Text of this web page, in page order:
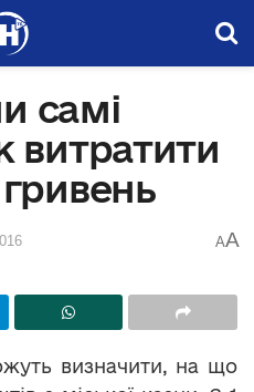
самі
витратити
AA
визначити, на що